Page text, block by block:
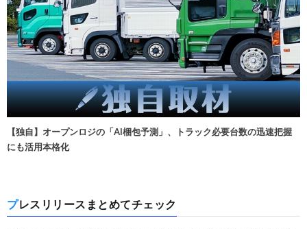
【独自】オープンロジの「AI梱包予測」、トラック必要台数の迅速把握
にも活用本格化
プレスリリースまとめてチェック